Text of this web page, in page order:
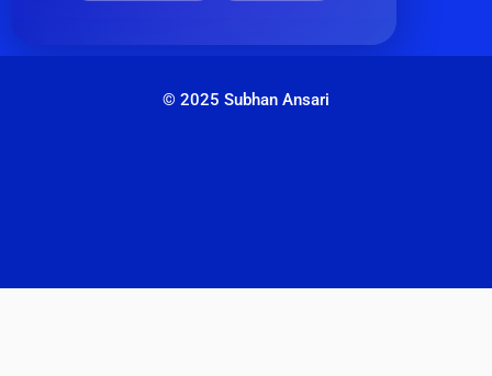
© 2025 Subhan Ansari